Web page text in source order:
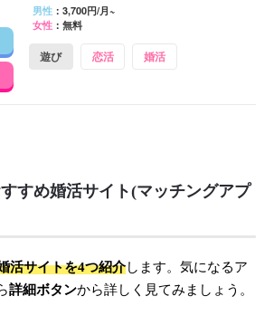
男性：3,700円/月~
女性：無料
遊び 恋活 婚活
すめ婚活サイト(マッチングアプ
活サイトを4つ紹介します。気になるア
詳細ボタンから詳しく見てみましょう。